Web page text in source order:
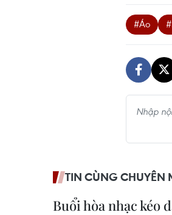
#Áo
TIN CÙNG CHUYÊN
Buổi hòa nhạc kéo